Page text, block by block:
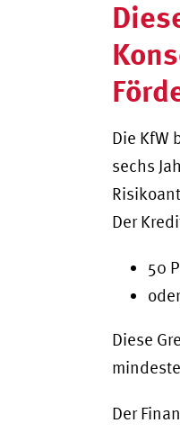
Die KfW
sechs
Der
50
Diese
Der